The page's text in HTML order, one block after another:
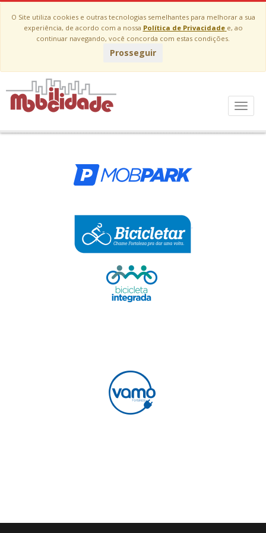
O Site utiliza cookies e outras tecnologias semelhantes para melhorar a sua
experiência, de acordo com a nossa Política de Privacidade e, ao
continuar navegando, você concorda com estas condições.
Prosseguir
Menu
A Mobilicidade possui diversos projetos em
Fortaleza. Escolha o serviço: